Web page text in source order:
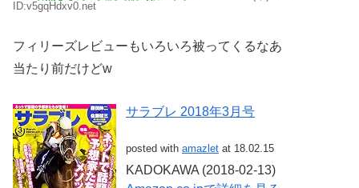
ID:v5gqHdxv0.net
フィリーズレビューもいろいろ被ってくるなあ
当たり前だけどw
サラブレ 2018年3月号
posted with amazlet at 18.02.15
KADOKAWA (2018-02-13)